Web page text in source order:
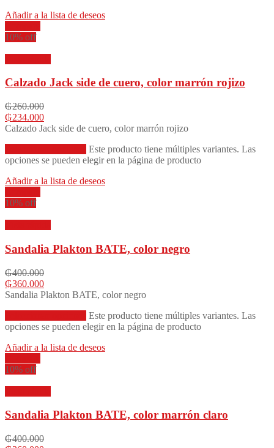
Añadir a la lista de deseos
10% off
Calzado Jack side de cuero, color marrón rojizo
₲260.000
₲234.000
Calzado Jack side de cuero, color marrón rojizo
Este producto tiene múltiples variantes. Las
opciones se pueden elegir en la página de producto
Añadir a la lista de deseos
10% off
Sandalia Plakton BATE, color negro
₲400.000
₲360.000
Sandalia Plakton BATE, color negro
Este producto tiene múltiples variantes. Las
opciones se pueden elegir en la página de producto
Añadir a la lista de deseos
10% off
Sandalia Plakton BATE, color marrón claro
₲400.000